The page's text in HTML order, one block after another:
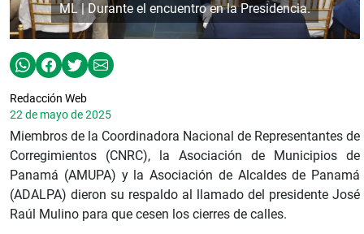
ML | Durante el encuentro en la Presidencia.
Redacción Web
22 de mayo de 2025
Miembros de la Coordinadora Nacional de Representantes de
Corregimientos (CNRC), la Asociación de Municipios de
Panamá (AMUPA) y la Asociación de Alcaldes de Panamá
(ADALPA) dieron su respaldo al llamado del presidente José
Raúl Mulino para que cesen los cierres de calles.